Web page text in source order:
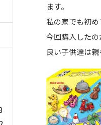
ます。
私の家でも初め
今回購入した
良い子供達は親